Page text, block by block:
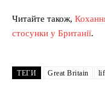
Читайте також,
стосунки у Британії.
ТЕГИ Great Britain